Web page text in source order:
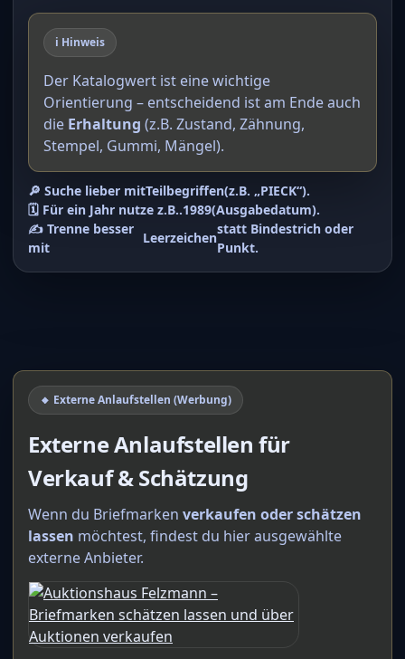
ℹ️ Hinweis
Der Katalogwert ist eine wichtige
Orientierung – entscheidend ist am Ende auch
die Erhaltung (z.B. Zustand, Zähnung,
Stempel, Gummi, Mängel).
🔎 Suche lieber mitTeilbegriffen(z.B. „PIECK“).
🗓️ Für ein Jahr nutze z.B..1989(Ausgabedatum).
✍️ Trenne besser
mit
Leerzeichen
statt Bindestrich oder
Punkt.
🔸 Externe Anlaufstellen (Werbung)
Externe Anlaufstellen für
Verkauf & Schätzung
Wenn du Briefmarken verkaufen oder schätzen
lassen möchtest, findest du hier ausgewählte
externe Anbieter.